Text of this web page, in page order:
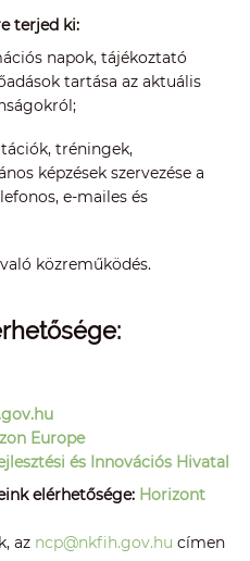
terjed ki:
napok, tájékoztató
tartása az aktuális
tréningek,
képzések szervezése a
e-mailes és
közreműködés.
Europe
és Innovációs Hivatal
elérhetősége: Horizont
az ncp@nkfih.gov.hu címen